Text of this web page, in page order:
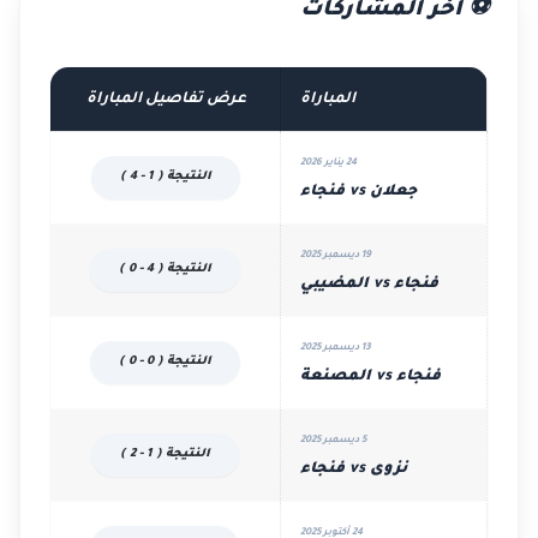
⚽ آخر المشاركات
المباراة عرض تفاصيل المباراة
24 يناير 2026
جعلان vs فنجاء
النتيجة ( 1 - 4 )
19 ديسمبر 2025
فنجاء vs المضيبي
النتيجة ( 4 - 0 )
13 ديسمبر 2025
فنجاء vs المصنعة
النتيجة ( 0 - 0 )
5 ديسمبر 2025
نزوى vs فنجاء
النتيجة ( 1 - 2 )
24 أكتوبر 2025